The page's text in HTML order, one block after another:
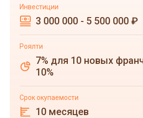
Инвестиции
3 000 000 - 5 500 000 ₽
Роялти
7% для 10 новых
10%
Срок окупаемости
10 месяцев